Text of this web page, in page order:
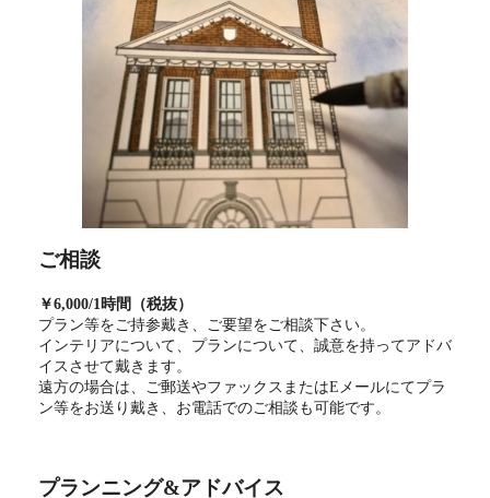
ご相談
￥6,000/1時間（税抜）
プラン等をご持参戴き、ご要望をご相談下さい。
インテリアについて、プランについて、誠意を持ってアドバ
イスさせて戴きます。
遠方の場合は、ご郵送やファックスまたはEメールにてプラ
ン等をお送り戴き、お電話でのご相談も可能です。
プランニング&アドバイス